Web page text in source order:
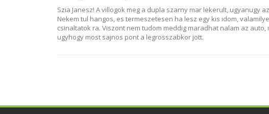
Szia Janesz! A villogok meg a dupla szarny mar lekerult, ugyanugy
Nekem tul hangos, es termeszetesen ha lesz egy kis idom,
csinaltatok ra. Viszont nem tudom meddig maradhat nalam az
ugyhogy most sajnos pont a legrosszabkor jott.